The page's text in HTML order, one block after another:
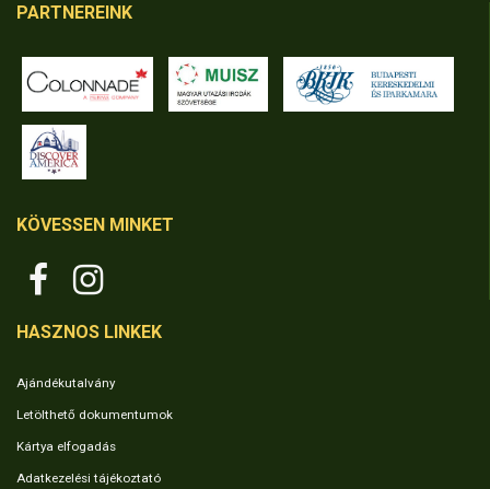
PARTNEREINK
KÖVESSEN MINKET
HASZNOS LINKEK
Ajándékutalvány
Letölthető dokumentumok
Kártya elfogadás
Adatkezelési tájékoztató